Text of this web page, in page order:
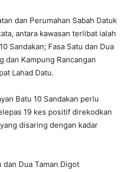
dan Perumahan Sabah Datuk
antara kawasan terlibat ialah
Sandakan; Fasa Satu dan Dua
dan Kampung Rancangan
Lahad Datu.
Batu 10 Sandakan perlu
19 kes positif direkodkan
disaring dengan kadar
dan Dua Taman Digot